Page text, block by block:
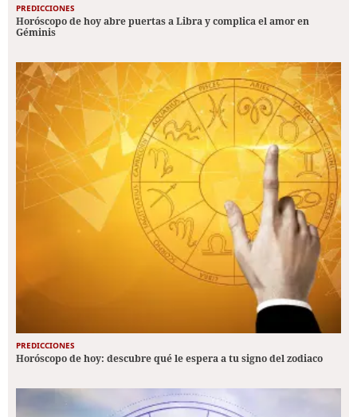
PREDICCIONES
Horóscopo de hoy abre puertas a Libra y complica el amor en
Géminis
PREDICCIONES
Horóscopo de hoy: descubre qué le espera a tu signo del zodiaco